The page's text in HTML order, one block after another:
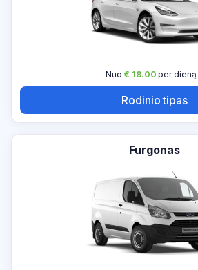
Nuo € 18.00 per dieną
Rodinio tipas
Furgonas